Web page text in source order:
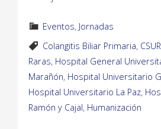
Eventos, Jornadas
Colangitis Biliar Primaria, CSUR
Raras, Hospital General
Marañón, Hospital Universitario
Hospital Universitario La Paz,
Ramón y Cajal, Humanización